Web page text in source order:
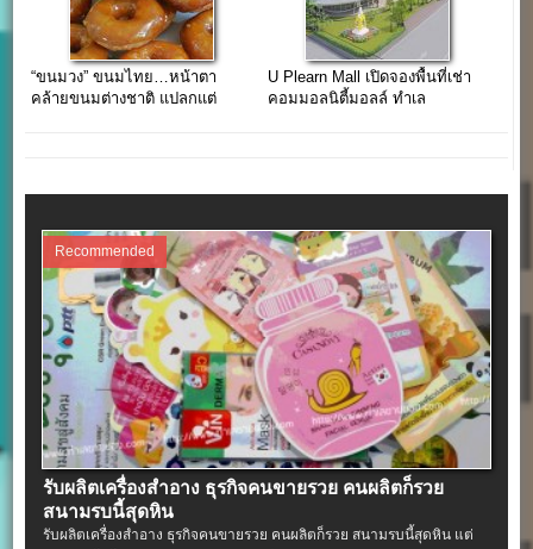
“ขนมวง” ขนมไทย…หน้าตา
คล้ายขนมต่างชาติ แปลกแต่
U Plearn Mall เปิดจองพื้นที่เช่า
คอมมอลนิตี้มอลล์ ทำเล
Recommended
รับผลิตเครื่องสําอาง ธุรกิจคนขายรวย คนผลิตก็รวย
สนามรบนี้สุดหิน
รับผลิตเครื่องสําอาง ธุรกิจคนขายรวย คนผลิตก็รวย สนามรบนี้สุดหิน แต่